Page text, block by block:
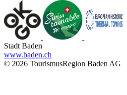
Stadt Baden
www.baden.ch
© 2026 TourismusRegion Baden AG